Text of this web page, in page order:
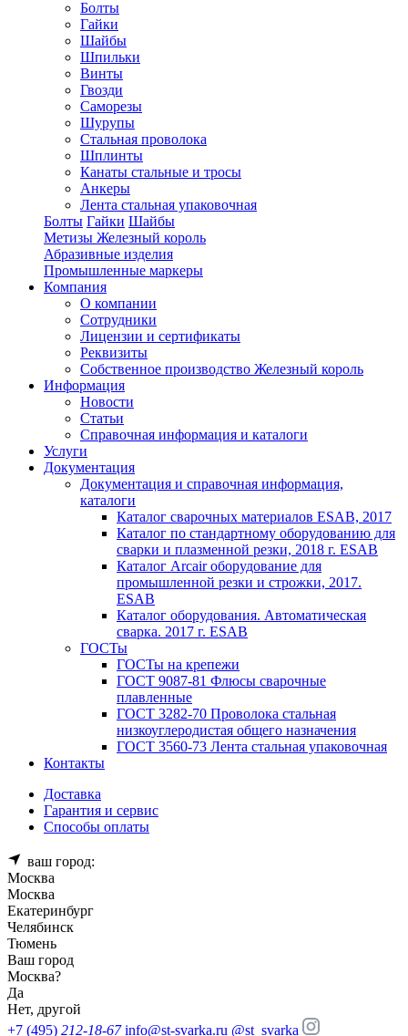
Болты
Гайки
Шайбы
Шпильки
Винты
Гвозди
Саморезы
Шурупы
Стальная проволока
Шплинты
Канаты стальные и тросы
Анкеры
Лента стальная упаковочная
Болты Гайки Шайбы
Метизы Железный король
Абразивные изделия
Промышленные маркеры
Компания
О компании
Сотрудники
Лицензии и сертификаты
Реквизиты
Собственное производство Железный король
Информация
Новости
Статьи
Справочная информация и каталоги
Услуги
Документация
Документация и справочная информация,
каталоги
Каталог сварочных материалов ESAB, 2017
Каталог по стандартному оборудованию для
сварки и плазменной резки, 2018 г. ESAB
Каталог Arcair оборудование для
промышленной резки и строжки, 2017.
ESAB
Каталог оборудования. Автоматическая
сварка. 2017 г. ESAB
ГОСТы
ГОСТы на крепежи
ГОСТ 9087-81 Флюсы сварочные
плавленные
ГОСТ 3282-70 Проволока стальная
низкоуглеродистая общего назначения
ГОСТ 3560-73 Лента стальная упаковочная
Контакты
Доставка
Гарантия и сервис
Способы оплаты
ваш город:
Москва
Москва
Екатеринбург
Челябинск
Тюмень
Ваш город
Москва?
Да
Нет, другой
+7 (495) 212-18-67 info@st-svarka.ru @st_svarka